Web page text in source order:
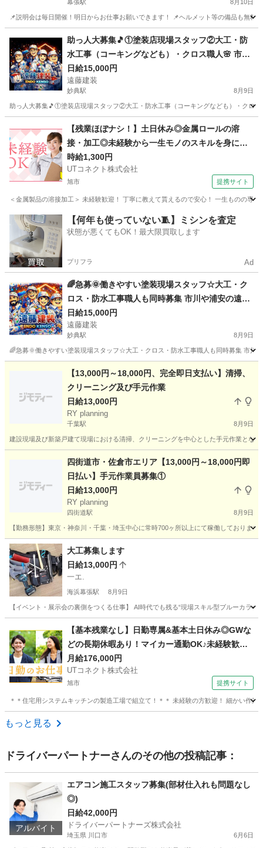
幕張駅 8月10日
📌説明会は毎日開催！明日からお仕事お願いできます！ 📌ヘルメット等の備品も無
幕張駅 建築 掲示板
助っ人大募集🎵①塗装店現場スタッフ②大工・防
水工事（コーキングなども）・クロス職人🌸 市川
の外壁塗装専門店、遠藤建装では 下記の①②の条
件で、スタッフや職人さんを 募集しています🏠
日給15,000円
遠藤建装
妙典駅 8月9日
助っ人大募集🎵①塗装店現場スタッフ②大工・防水工事（コーキングなども）・クロ
妙典駅 その他 スタッフ
【残業ほぼナシ！】土日休み◎金属ロールの溶
接・加工◎未経験から一生モノのスキルを身につ
けられます♪メーカーへの転籍支援制度あり◎男性
活躍中！＜千葉県香取市＞
時給1,300円
UTコネクト株式会社
旭市 提携サイト
＜金属製品の溶接加工＞ 未経験歓迎！ 丁寧に教えて貰えるので安心！ 一生ものの
千葉 旭市 大工
【何年も使っていない🧵】ミシンを査定
状態が悪くてもOK！最大限買取します
プリフラ Ad
🌈急募🌞働きやすい塗装現場スタッフ☆大工・ク
ロス・防水工事職人も同時募集 市川や浦安の遠藤
建装では、塗装店の現場に 駆けつけてくれるスタ
ッフさんを募集しています🎨
日給15,000円
遠藤建装
妙典駅 8月9日
🌈急募🌞働きやすい塗装現場スタッフ☆大工・クロス・防水工事職人も同時募集 市川
その他 スタッフ
【13,000円～18,000円、完全即日支払い】清掃、
クリーニング及び手元作業
日給13,000円
RY planning
千葉駅 8月9日
建設現場及び新築戸建て現場における清掃、クリーニングを中心とした手元作業とな
千葉駅 その他 手元
四街道市・佐倉市エリア【13,000円～18,000円即
日払い】手元作業員募集①
日給13,000円
RY planning
四街道駅 8月9日
【勤務形態】東京・神奈川・千葉・埼玉中心に常時700ヶ所以上にて稼働しておりま
千葉 四街道市 四街道駅 その他
大工募集します
日給13,000円
一エ.
海浜幕張駅 8月9日
【イベント・展示会の裏側をつくる仕事】 AI時代でも残る“現場スキル型ブルーカラ
海浜幕張駅 大工 インパクトドライバー
【基本残業なし】日勤専属&基本土日休み◎GWな
どの長期休暇あり！マイカー通勤OK♪未経験歓
迎！若手～ミドル男女活躍中【システムキッチン
の組立て】＜茨城県神栖市＞
月給176,000円
UTコネクト株式会社
旭市 提携サイト
＊＊住宅用システムキッチンの製造工場で組立て！＊＊ 未経験の方歓迎！ 細かい作
千葉 旭市
もっと見る
ドライバーパートナーさんのその他の投稿記事：
アルバイト
エアコン施工スタッフ募集(部材仕入れも問題なし
◎)
日給42,000円
ドライバーパートナーズ株式会社
埼玉県 川口市 6月6日